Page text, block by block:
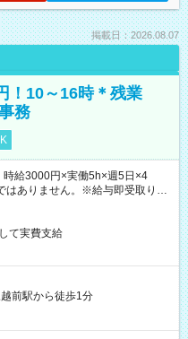
掲載日：2026.08.07
！10～16時＊残業
務
給3000円×実働5h×週5日×4
ありません。※給与即受取りサ
て実費支給
前駅から徒歩1分